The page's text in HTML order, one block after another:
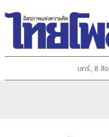
เสาร์, 8 สิ